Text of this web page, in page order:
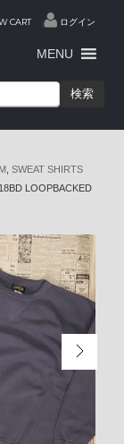
CART ログイン
MENU
検索
,SWEAT SHIRTS
LOOPBACKED